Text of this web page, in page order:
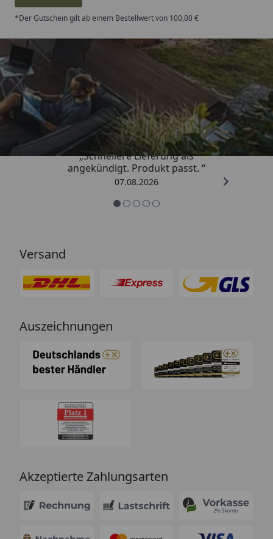
*Der Gutschein gilt ab einem Bestellwert von 100,00 €
Trusted Shops
4,81/ 5
„Schnellere Lieferung als
angekündigt. Produkt passt. “
07.08.2026
Versand
Auszeichnungen
Akzeptierte Zahlungsarten